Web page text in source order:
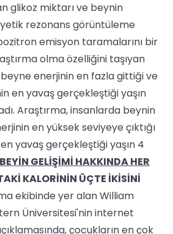
glikoz miktarı ve beynin
rezonans görüntüleme
emisyon taramalarını bir
olma özelliğini taşıyan
enerjinin en fazla gittiği ve
en yavaş gerçekleştiği yaşın
Araştırma, insanlarda beynin
en yüksek seviyeye çıktığı
yavaş gerçekleştiği yaşın 4
BEYİN GELİŞİMİ HAKKINDA HER
KALORİNİN ÜÇTE İKİSİNİ
ekibinde yer alan William
Üniversitesi'nin internet
çocukların en çok